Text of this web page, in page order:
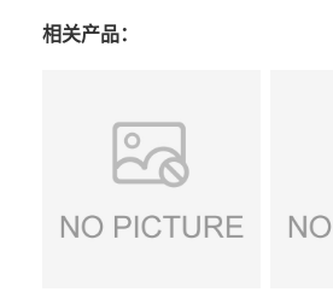
相关产品：